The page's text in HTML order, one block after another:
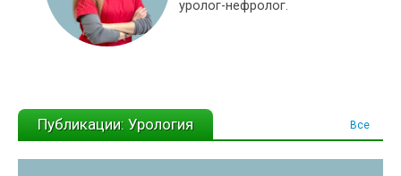
уролог-нефролог.
Публикации: Урология Все